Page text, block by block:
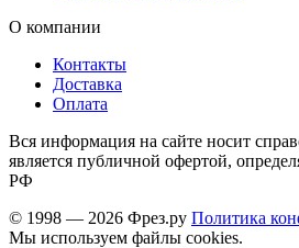
О компании
Контакты
Доставка
Оплата
Вся информация на сайте носит
является публичной офертой,
РФ
© 1998 — 2026 Фрез.ру Политика
Мы используем файлы cookies.